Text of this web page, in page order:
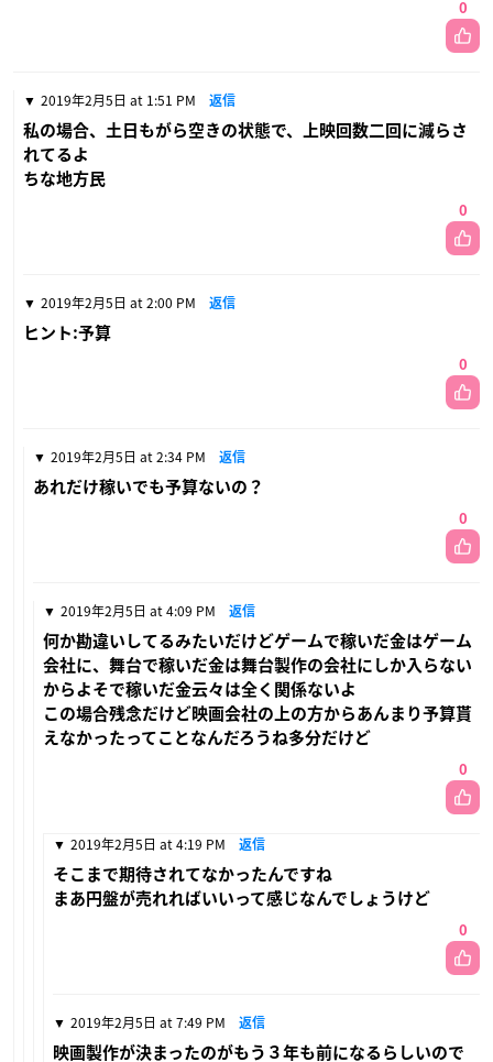
0
2019年2月5日 at 1:51 PM 返信
私の場合、土日もがら空きの状態で、上映回数二回に減らさ
れてるよ
ちな地方民
0
2019年2月5日 at 2:00 PM 返信
ヒント:予算
0
2019年2月5日 at 2:34 PM 返信
あれだけ稼いでも予算ないの？
0
2019年2月5日 at 4:09 PM 返信
何か勘違いしてるみたいだけどゲームで稼いだ金はゲーム
会社に、舞台で稼いだ金は舞台製作の会社にしか入らない
からよそで稼いだ金云々は全く関係ないよ
この場合残念だけど映画会社の上の方からあんまり予算貰
えなかったってことなんだろうね多分だけど
0
2019年2月5日 at 4:19 PM 返信
そこまで期待されてなかったんですね
まあ円盤が売れればいいって感じなんでしょうけど
0
2019年2月5日 at 7:49 PM 返信
映画製作が決まったのがもう３年も前になるらしいので